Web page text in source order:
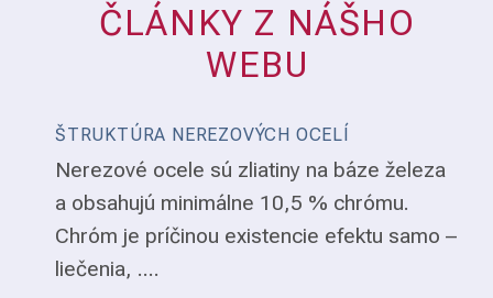
ČLÁNKY Z NÁŠHO
WEBU
ŠTRUKTÚRA NEREZOVÝCH OCELÍ
Nerezové ocele sú zliatiny na báze železa
a obsahujú minimálne 10,5 % chrómu.
Chróm je príčinou existencie efektu samo –
liečenia, ....